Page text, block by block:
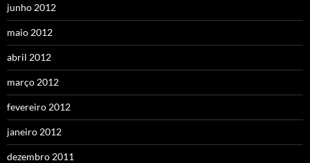
junho 2012
maio 2012
abril 2012
março 2012
fevereiro 2012
janeiro 2012
dezembro 2011